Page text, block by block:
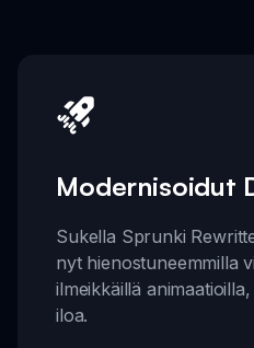
Modernisoidut
Sukella Sprunki
nyt hienostuneemmilla
ilmeikkäillä
iloa.